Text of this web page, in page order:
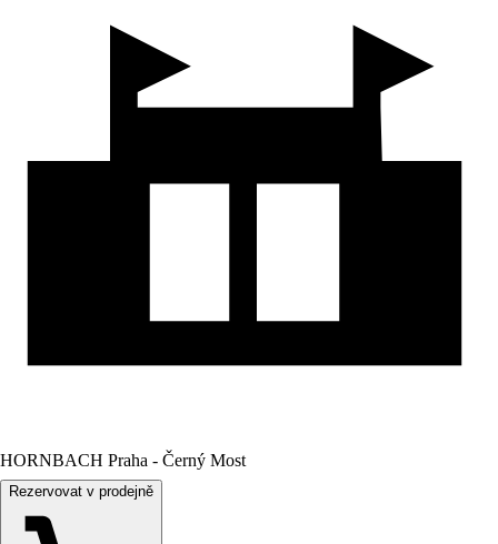
HORNBACH Praha - Černý Most
Rezervovat v prodejně